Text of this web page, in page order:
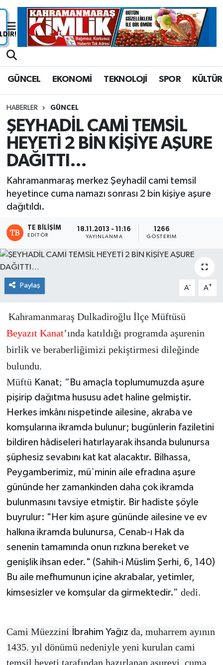
GÜNCEL EKONOMİ TEKNOLOJİ SPOR KÜLTÜR
HABERLER GÜNCEL
ŞEYHADİL CAMİ TEMSİL
HEYETİ 2 BİN KİŞİYE AŞURE
DAĞITTI…
Kahramanmaraş merkez Şeyhadil cami temsil
heyetince cuma namazı sonrası 2 bin kişiye aşure
dağıtıldı.
TE BILIŞIM
EDITÖR
18.11.2013 - 11:16
YAYINLANMA
1266
GÖSTERIM
Paylaş A- A+
Kahramanmaraş Dulkadiroğlu İlçe Müftüsü
Beyazıt Kanat’ında katıldığı programda aşurenin
birlik ve beraberliğimizi pekiştirmesi dileğinde
bulundu.
Müftü Kanat; “ Bu amaçla toplumumuzda aşure
pişirip dağıtma hususu adet haline gelmiştir.
Herkes imkânı nispetinde ailesine, akraba ve
komşularına ikramda bulunur; bugünlerin faziletini
bildiren hâdiseleri hatırlayarak ihsanda bulunursa
şüphesiz sevabını kat kat alacaktır. Bilhassa,
Peygamberimiz, mü`minin aile efradına aşure
gününde her zamankinden daha çok ikramda
bulunmasını tavsiye etmiştir. Bir hadiste şöyle
buyrulur: "Her kim aşure gününde ailesine ve ev
halkına ikramda bulunursa, Cenab-ı Hak da
senenin tamamında onun rızkına bereket ve
genişlik ihsan eder." (Sahih-i Müslim Şerhi, 6, 140)
Bu aile mefhumunun içine akrabalar, yetimler,
kimsesizler ve komşular da girmektedir.” dedi.
Cami Müezzini İbrahim Yağız da, muharrem ayının
1435. yıl dönümü nedeniyle yeni kurulan cami
temsil heyeti tarafından hazırlanan aşureyi, cuma
Nöbetçi Eczaneler
Trafik Durumu
Süper Lig Puan Durumu ve Fikstür
Tüm Manşetler
Son Dakika Haberleri